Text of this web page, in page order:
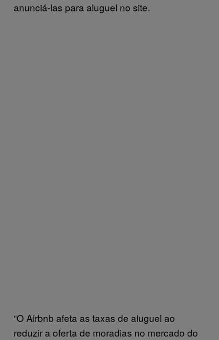
anunciá-las para aluguel no site.
“O Airbnb afeta as taxas de aluguel ao
reduzir a oferta de moradias no mercado do